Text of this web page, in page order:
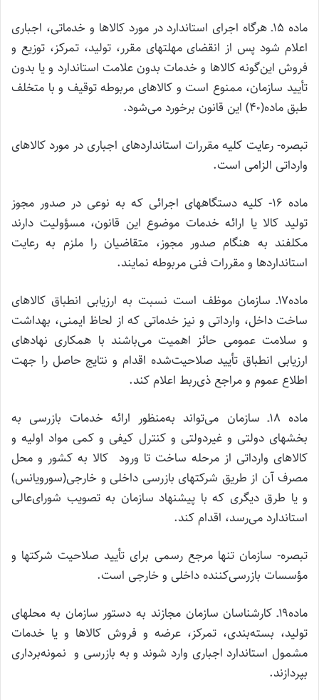
ماده ۱۵ـ هرگاه اجرای استاندارد در مورد کالاها و خدماتی، اجباری
اعلام شود پس از انقضای مهلتهای مقرر، تولید، تمرکز، توزیع و
فروش این‌گونه کالاها و خدمات بدون علامت استاندارد و یا بدون
تأیید سازمان، ممنوع است و کالاهای مربوطه توقیف و با متخلف
طبق ماده(۴۰) این قانون برخورد می‌شود.
تبصره- رعایت کلیه مقررات استانداردهای اجباری در مورد کالاهای
وارداتی الزامی است.
ماده ۱۶- کلیه دستگاههای اجرائی که به نوعی در صدور مجوز
تولید کالا یا ارائه خدمات موضوع این قانون، مسؤولیت دارند
مکلفند به هنگام صدور مجوز، متقاضیان را ملزم به رعایت
استانداردها و مقررات فنی مربوطه نمایند.
ماده۱۷ـ سازمان موظف است نسبت به ارزیابی انطباق کالاهای
ساخت داخل، وارداتی و نیز خدماتی که از لحاظ ایمنی، بهداشت
و سلامت عمومی حائز اهمیت می‌باشند با همکاری نهادهای
ارزیابی انطباق تأیید صلاحیت‌شده اقدام و نتایج حاصل را جهت
اطلاع عموم و مراجع ذی‌ربط اعلام کند.
ماده ۱۸ـ سازمان می‌تواند به‌منظور ارائه خدمات بازرسی به
بخشهای دولتی و غیردولتی و کنترل کیفی و کمی مواد اولیه و
کالاهای وارداتی از مرحله ساخت تا ورود کالا به کشور و محل
مصرف آن از طریق شرکتهای بازرسی داخلی و خارجی(سورویانس)
و یا طرق دیگری که با پیشنهاد سازمان به تصویب شورای‌عالی
استاندارد می‌رسد، اقدام کند.
تبصره- سازمان تنها مرجع رسمی برای تأیید صلاحیت شرکتها و
مؤسسات بازرسی‌کننده داخلی و خارجی است.
ماده۱۹ـ کارشناسان سازمان مجازند به دستور سازمان به محلهای
تولید، بسته‌بندی، تمرکز، عرضه و فروش کالاها و یا خدمات
مشمول استاندارد اجباری وارد شوند و به بازرسی و نمونه‌برداری
بپردازند.